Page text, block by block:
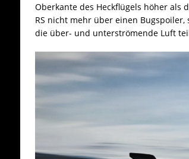
Oberkante des Heckflügels höher als
RS nicht mehr über einen
die über- und unterströmende Luft